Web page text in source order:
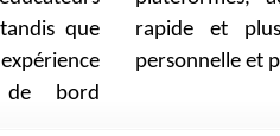
que
bord
personnelle et